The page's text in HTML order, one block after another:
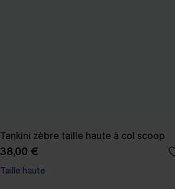
Tankini zèbre taille haute à col scoop
38,00 €
Taille haute